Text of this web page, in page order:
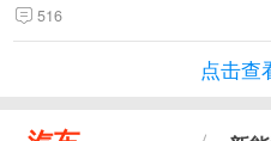
516
点击查